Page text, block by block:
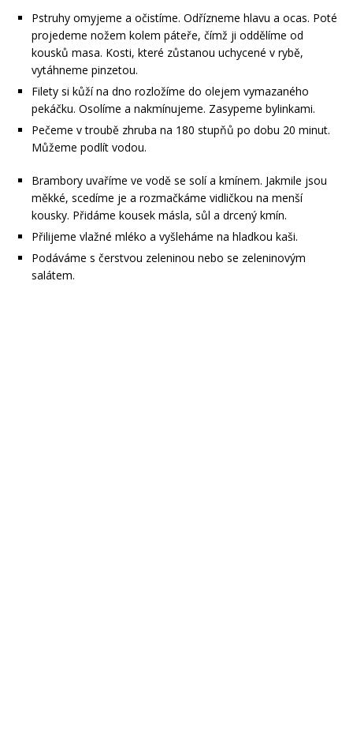
Pstruhy omyjeme a očistíme. Odřízneme hlavu a ocas. Poté
projedeme nožem kolem páteře, čímž ji oddělíme od
kousků masa. Kosti, které zůstanou uchycené v rybě,
vytáhneme pinzetou.
Filety si kůží na dno rozložíme do olejem vymazaného
pekáčku. Osolíme a nakmínujeme. Zasypeme bylinkami.
Pečeme v troubě zhruba na 180 stupňů po dobu 20 minut.
Můžeme podlít vodou.
Brambory uvaříme ve vodě se solí a kmínem. Jakmile jsou
měkké, scedíme je a rozmačkáme vidličkou na menší
kousky. Přidáme kousek másla, sůl a drcený kmín.
Přilijeme vlažné mléko a vyšleháme na hladkou kaši.
Podáváme s čerstvou zeleninou nebo se zeleninovým
salátem.